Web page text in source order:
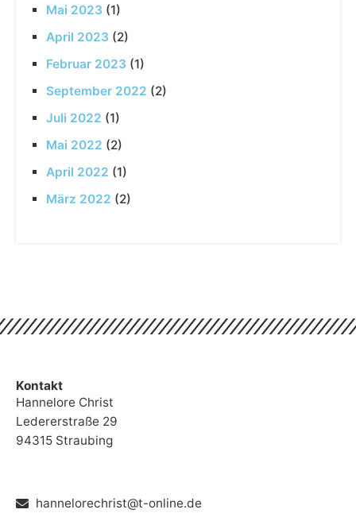
Mai 2023 (1)
April 2023 (2)
Februar 2023 (1)
September 2022 (2)
Juli 2022 (1)
Mai 2022 (2)
April 2022 (1)
März 2022 (2)
Kontakt
Hannelore Christ
Ledererstraße 29
94315 Straubing
hannelorechrist@t-online.de